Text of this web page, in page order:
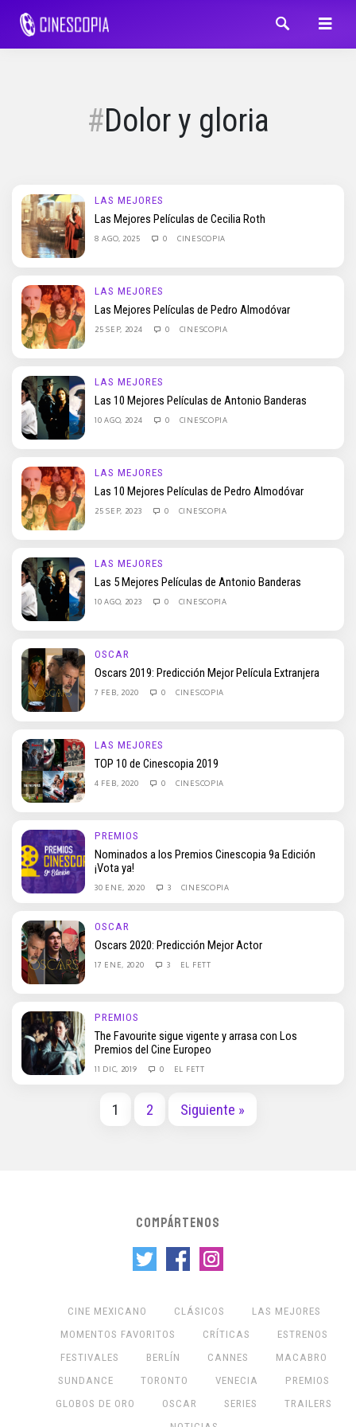
Dolor y gloria
LAS MEJORES
Las Mejores Películas de Cecilia Roth
8 AGO, 2025 0 CINESCOPIA
LAS MEJORES
Las Mejores Películas de Pedro Almodóvar
25 SEP, 2024 0 CINESCOPIA
LAS MEJORES
Las 10 Mejores Películas de Antonio Banderas
10 AGO, 2024 0 CINESCOPIA
LAS MEJORES
Las 10 Mejores Películas de Pedro Almodóvar
25 SEP, 2023 0 CINESCOPIA
LAS MEJORES
Las 5 Mejores Películas de Antonio Banderas
10 AGO, 2023 0 CINESCOPIA
OSCAR
Oscars 2019: Predicción Mejor Película Extranjera
7 FEB, 2020 0 CINESCOPIA
LAS MEJORES
TOP 10 de Cinescopia 2019
4 FEB, 2020 0 CINESCOPIA
PREMIOS
Nominados a los Premios Cinescopia 9a Edición
¡Vota ya!
30 ENE, 2020 3 CINESCOPIA
OSCAR
Oscars 2020: Predicción Mejor Actor
17 ENE, 2020 3 EL FETT
PREMIOS
The Favourite sigue vigente y arrasa con Los
Premios del Cine Europeo
11 DIC, 2019 0 EL FETT
1 2 Siguiente »
COMPÁRTENOS
CINE MEXICANO CLÁSICOS
LAS MEJORES
MOMENTOS FAVORITOS
CRÍTICAS
ESTRENOS
FESTIVALES
BERLÍN CANNES
MACABRO
SUNDANCE
TORONTO VENECIA
PREMIOS
GLOBOS DE ORO
OSCAR SERIES
TRAILERS